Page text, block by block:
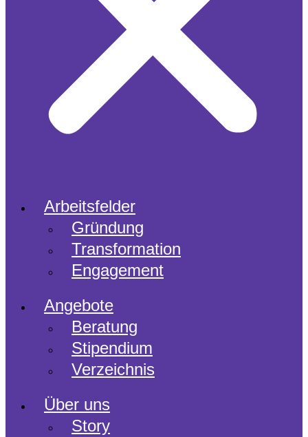
Arbeitsfelder
Gründung
Transformation
Engagement
Angebote
Beratung
Stipendium
Verzeichnis
Über uns
Story